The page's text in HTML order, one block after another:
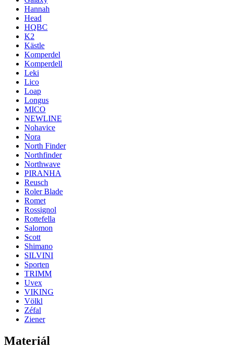
Hannah
Head
HQBC
K2
Kästle
Komperdel
Komperdell
Leki
Lico
Loap
Longus
MICO
NEWLINE
Nohavice
Nora
North Finder
Northfinder
Northwave
PIRANHA
Reusch
Roler Blade
Romet
Rossignol
Rottefella
Salomon
Scott
Shimano
SILVINI
Sporten
TRIMM
Uvex
VIKING
Völkl
Zéfal
Ziener
Materiál